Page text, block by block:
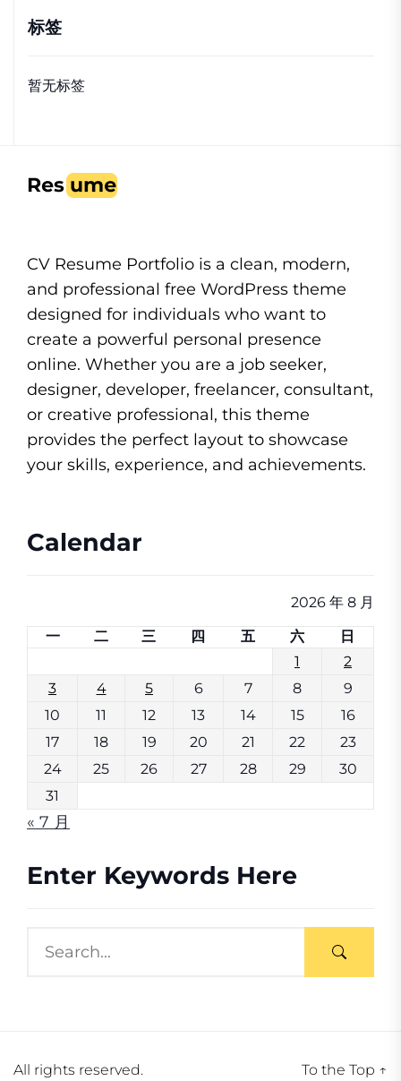
标签
暂无标签
CV Resume Portfolio is a clean, modern,
and professional free WordPress theme
designed for individuals who want to
create a powerful personal presence
online. Whether you are a job seeker,
designer, developer, freelancer, consultant,
or creative professional, this theme
provides the perfect layout to showcase
your skills, experience, and achievements.
Calendar
2026 年 8 月
一
二 三 四 五 六
日
1
2
3
4 5 6 7 8
9
10
11 12 13 14 15
16
17
18 19 20 21 22
23
24
25 26 27 28 29
30
31
« 7 月
Enter Keywords Here
All rights reserved. To the Top ↑